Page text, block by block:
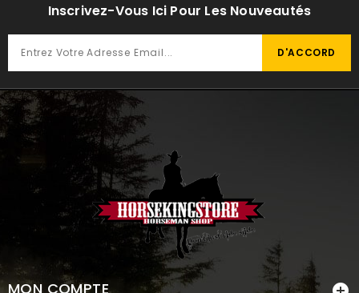
Inscrivez-Vous Ici Pour Les Nouveautés
MON COMPTE